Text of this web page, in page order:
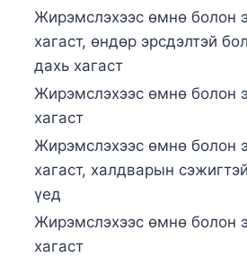
Жирэмслэхээс өмнө болон
хагаст, өндөр эрсдэлтэй
дахь хагаст
Жирэмслэхээс өмнө болон
хагаст
Жирэмслэхээс өмнө болон
хагаст, халдварын
үед
Жирэмслэхээс өмнө болон
хагаст